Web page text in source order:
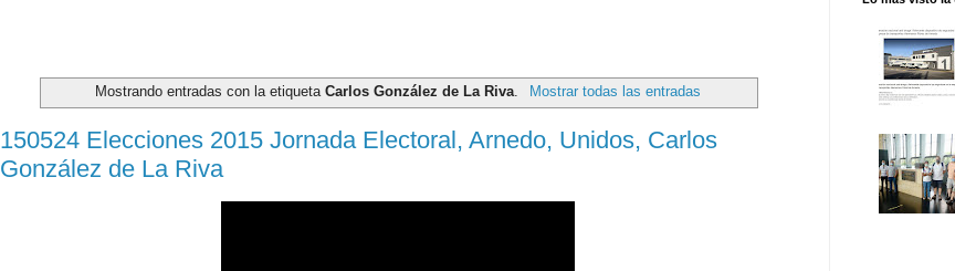
Mostrando entradas con la etiquetaCarlos González de La Riva Mostrar todas las entradas
150524 Elecciones 2015 Jornada Electoral, Arnedo, Unidos, Carlos
González de La Riva